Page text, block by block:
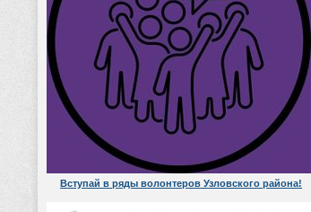
Вступай в ряды волонтеров Узловского района!